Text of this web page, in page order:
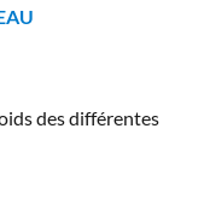
des différentes